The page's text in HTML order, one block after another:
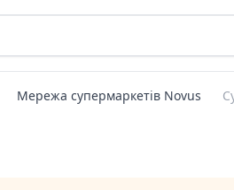
Мережа супермаркетів Novus